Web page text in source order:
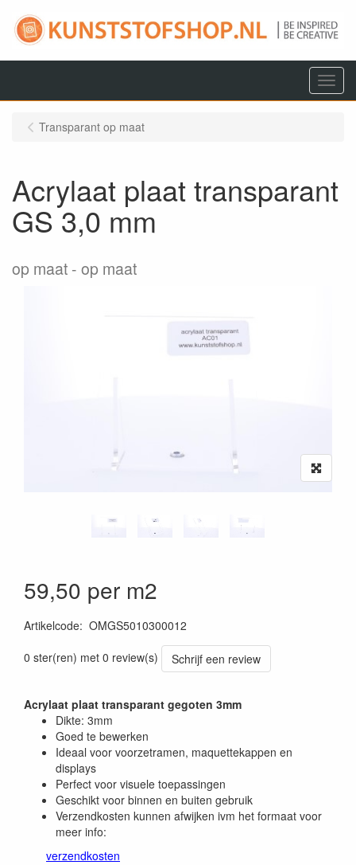
Menu
Transparant op maat
Acrylaat plaat transparant
GS 3,0 mm
op maat op maat
59,50 per m2
Artikelcode: OMGS5010300012
0 ster(ren) met 0 review(s)
Schrijf een review
Acrylaat plaat transparant gegoten 3mm
Dikte: 3mm
Goed te bewerken
Ideaal voor voorzetramen, maquettekappen en
displays
Perfect voor visuele toepassingen
Geschikt voor binnen en buiten gebruik
Verzendkosten kunnen afwijken ivm het formaat voor
meer info:
verzendkosten